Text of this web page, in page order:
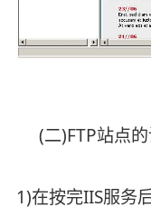
(二)FTP站点的
1)在按完IIS服务